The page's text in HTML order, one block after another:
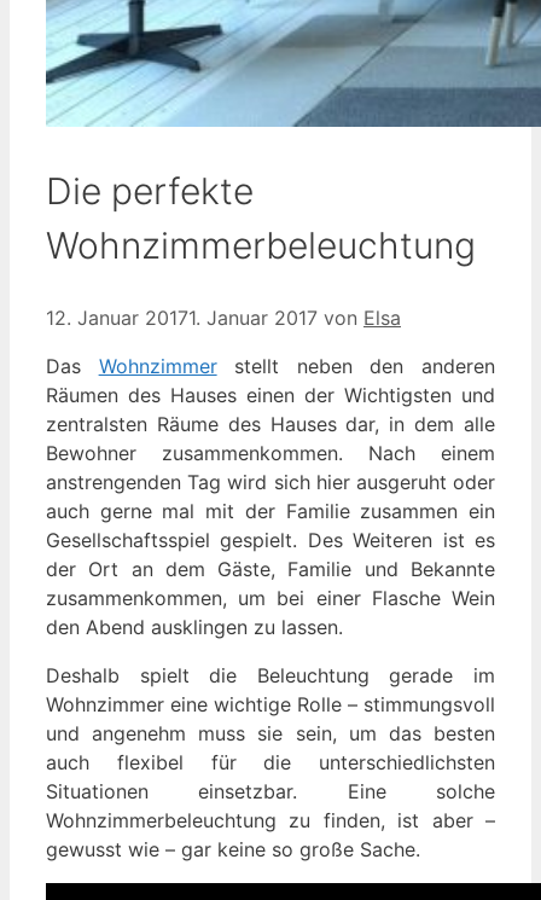
Die perfekte
Wohnzimmerbeleuchtung
12. Januar 20171. Januar 2017 von Elsa
Das Wohnzimmerstellt neben den anderen
Räumen des Hauses einen der Wichtigsten und
zentralsten Räume des Hauses dar, in dem alle
Bewohner zusammenkommen. Nach einem
anstrengenden Tag wird sich hier ausgeruht oder
auch gerne mal mit der Familie zusammen ein
Gesellschaftsspiel gespielt. Des Weiteren ist es
der Ort an dem Gäste, Familie und Bekannte
zusammenkommen, um bei einer Flasche Wein
den Abend ausklingen zu lassen.
Deshalb spielt die Beleuchtung gerade im
Wohnzimmer eine wichtige Rolle – stimmungsvoll
und angenehm muss sie sein, um das besten
auch flexibel für die unterschiedlichsten
Situationen einsetzbar. Eine solche
Wohnzimmerbeleuchtung zu finden, ist aber –
gewusst wie – gar keine so große Sache.